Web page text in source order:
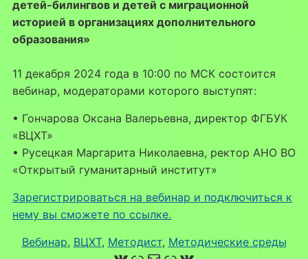
детей-билингвов и детей с миграционной
историей в организациях дополнительного
образования»
11 декабря 2024 года в 10:00 по МСК состоится
вебинар, модераторами которого выступят:
• Гончарова Оксана Валерьевна, директор ФГБУК
«ВЦХТ»
• Русецкая Маргарита Николаевна, ректор АНО ВО
«Открытый гуманитарный институт»
Зарегистрироваться на вебинар и подключиться к
нему вы сможете по ссылке.
Вебинар, ВЦХТ, Методист, Методические среды